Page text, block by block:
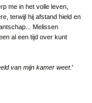
me in het volle leven,
terwijl hij afstand hield en
Melissen
al een tijd over kunt
van mijn kamer weet.'